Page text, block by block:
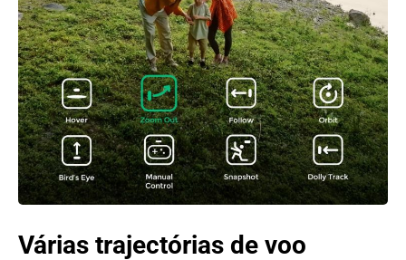
Várias trajectórias de voo